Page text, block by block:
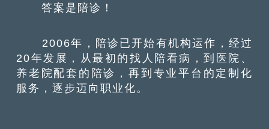
答案是陪诊！
2006年，陪诊已开始有机构运作，经过
20年发展，从最初的找人陪看病，到医院、
养老院配套的陪诊，再到专业平台的定制化
服务，逐步迈向职业化。